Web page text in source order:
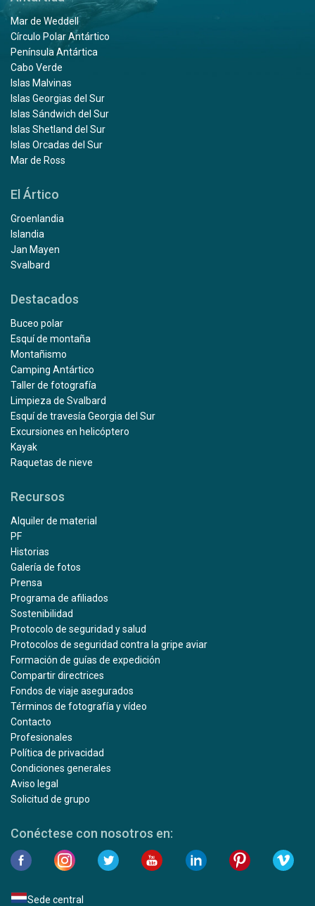
Mar de Weddell
Círculo Polar Antártico
Península Antártica
Cabo Verde
Islas Malvinas
Islas Georgias del Sur
Islas Sándwich del Sur
Islas Shetland del Sur
Islas Orcadas del Sur
Mar de Ross
El Ártico
Groenlandia
Islandia
Jan Mayen
Svalbard
Destacados
Buceo polar
Esquí de montaña
Montañismo
Camping Antártico
Taller de fotografía
Limpieza de Svalbard
Esquí de travesía Georgia del Sur
Excursiones en helicóptero
Kayak
Raquetas de nieve
Recursos
Alquiler de material
PF
Historias
Galería de fotos
Prensa
Programa de afiliados
Sostenibilidad
Protocolo de seguridad y salud
Protocolos de seguridad contra la gripe aviar
Formación de guías de expedición
Compartir directrices
Fondos de viaje asegurados
Términos de fotografía y vídeo
Contacto
Profesionales
Política de privacidad
Condiciones generales
Aviso legal
Solicitud de grupo
Conéctese con nosotros en:
Sede central